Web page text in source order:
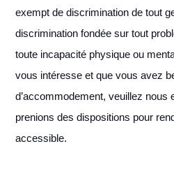
exempt de discrimination de tout
discrimination fondée sur tout
toute incapacité physique ou
vous intéresse et que vous avez
d’accommodement, veuillez nous
prenions des dispositions pour
accessible.